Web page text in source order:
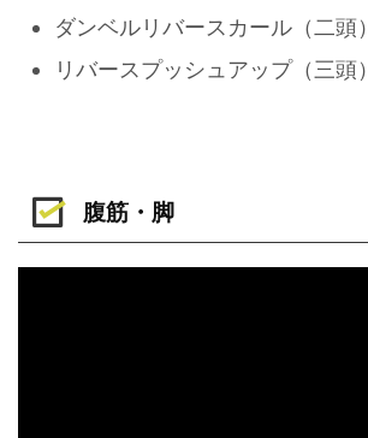
ダンベルリバースカール（二頭）
リバースプッシュアップ（三頭）
腹筋・脚